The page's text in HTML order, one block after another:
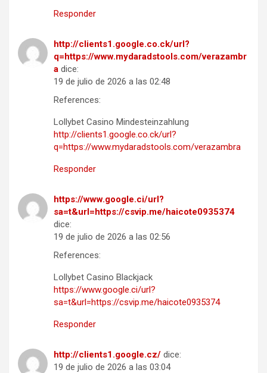
Responder
http://clients1.google.co.ck/url?
q=https://www.mydaradstools.com/verazambr
a dice:
19 de julio de 2026 a las 02:48
References:
Lollybet Casino Mindesteinzahlung
http://clients1.google.co.ck/url?
q=https://www.mydaradstools.com/verazambra
Responder
https://www.google.ci/url?
sa=t&url=https://csvip.me/haicote0935374
dice:
19 de julio de 2026 a las 02:56
References:
Lollybet Casino Blackjack
https://www.google.ci/url?
sa=t&url=https://csvip.me/haicote0935374
Responder
http://clients1.google.cz/ dice:
19 de julio de 2026 a las 03:04